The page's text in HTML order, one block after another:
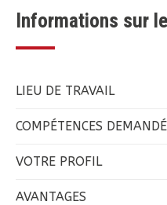
Informations sur
LIEU DE TRAVAIL
COMPÉTENCES
VOTRE PROFIL
AVANTAGES